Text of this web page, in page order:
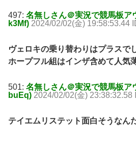
497: 名無しさん＠実況で競馬板ア
k3Mf) 2024/02/02(金) 19:58:53.44
ヴェロキの乗り替わりはプラスで
ホープフル組はインザ含めて人気
501: 名無しさん＠実況で競馬板ア
buEq) 2024/02/02(金) 23:38:32.58
テイエムリステット面白そうなん